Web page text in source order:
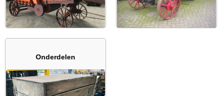
Onderdelen